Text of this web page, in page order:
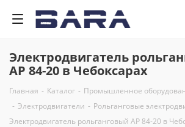
Электродвигатель
AP 84-20 в Чебоксарах
Главная - Каталог - Промышленное
- Электродвигатели - Рольганговые
Электродвигатель рольганговый AP 84-20 в